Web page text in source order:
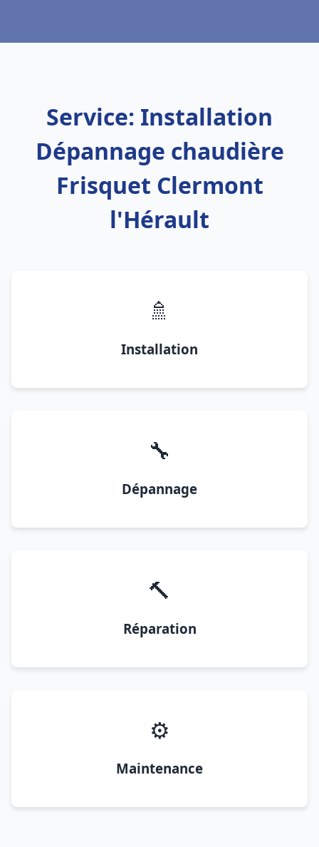
Service: Installation
Dépannage chaudière
Frisquet Clermont
l'Hérault
🚿
Installation
🔧
Dépannage
🔨
Réparation
⚙️
Maintenance